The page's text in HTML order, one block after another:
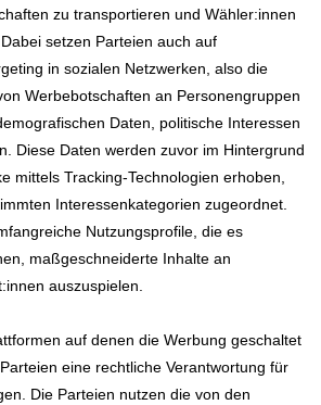
zu transportieren und Wähler:innen
setzen Parteien auch auf
in sozialen Netzwerken, also die
Werbebotschaften an Personengruppen
Daten, politische Interessen
Diese Daten werden zuvor im Hintergrund
mittels Tracking-Technologien erhoben,
Interessenkategorien zugeordnet.
Nutzungsprofile, die es
maßgeschneiderte Inhalte an
auszuspielen.
auf denen die Werbung geschaltet
eine rechtliche Verantwortung für
Die Parteien nutzen die von den